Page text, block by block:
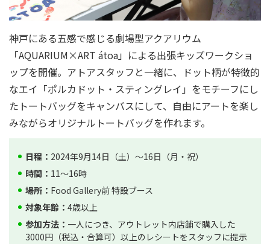
神戸にある五感で感じる劇場型アクアリウム
「AQUARIUM×ART átoa」による出張キッズワークショ
ップを開催。アトアスタッフと一緒に、ドット柄が特徴的
なエイ「ポルカドット・スティングレイ」をモチーフにし
たトートバッグをキャンバスにして、自由にアートを楽し
みながらオリジナルトートバッグを作れます。
日程： 2024年9月14日（土）～16日（月・祝）
時間： 11～16時
場所： Food Gallery前 特設ブース
対象年齢： 4歳以上
参加方法： 一人につき、アウトレット内店舗で購入した
3000円（税込・合算可）以上のレシートをスタッフに提示